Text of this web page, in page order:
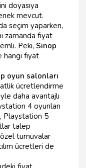
doyasıya
mevcut.
seçim yaparken,
zamanda fiyat
Peki, Sinop
hangi fiyat
oyun salonları
ücretlendirme
daha avantajlı
4 oyunları
Playstation 5
talep
turnuvalar
ücretleri de